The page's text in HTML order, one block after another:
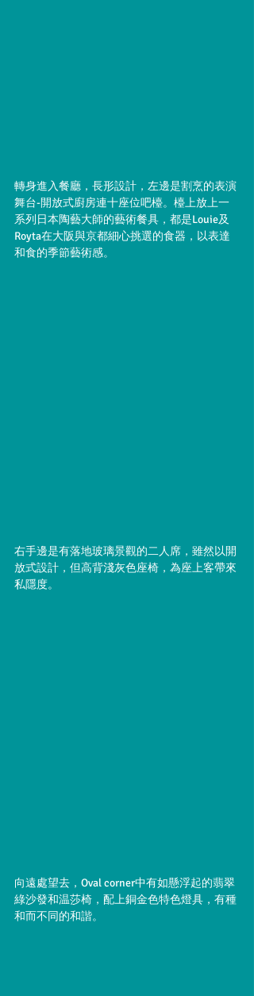
轉身進入餐廳，長形設計，左邊是割烹的表演
舞台-開放式廚房連十座位吧檯。檯上放上一
系列日本陶藝大師的藝術餐具，都是Louie及
Royta在大阪與京都細心挑選的食器，以表達
和食的季節藝術感。
右手邊是有落地玻璃景觀的二人席，雖然以開
放式設計，但高背淺灰色座椅，為座上客帶來
私隱度。
向遠處望去，Oval corner中有如懸浮起的翡翠
綠沙發和温莎椅，配上銅金色特色燈具，有種
和而不同的和諧。